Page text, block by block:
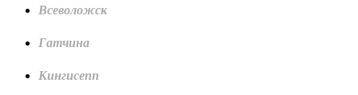
Всеволожск
Гатчина
Кингисепп